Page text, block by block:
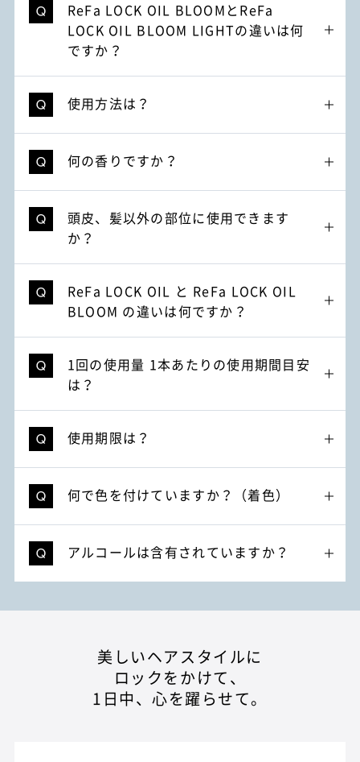
ReFa LOCK OIL BLOOMとReFa
LOCK OIL BLOOM LIGHTの違いは何
ですか？
使用方法は？
何の香りですか？
頭皮、髪以外の部位に使用できます
か？
ReFa LOCK OIL と ReFa LOCK OIL
BLOOM の違いは何ですか？
1回の使用量 1本あたりの使用期間目安
は？
使用期限は？
何で色を付けていますか？（着色）
アルコールは含有されていますか？
美しいヘアスタイルに
ロックをかけて、
1日中、心を躍らせて。